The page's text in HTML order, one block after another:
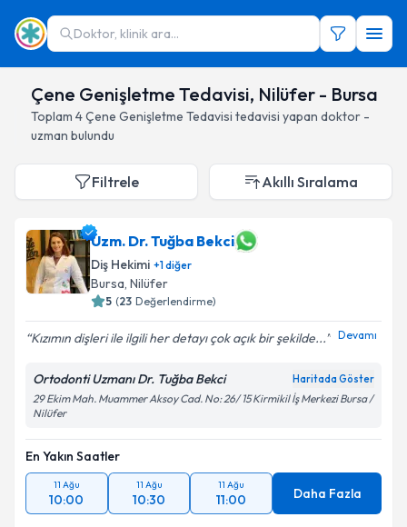
Doktor, klinik ara...
Çene Genişletme Tedavisi, Nilüfer - Bursa
Toplam 4Çene Genişletme Tedavisi tedavisi yapan doktor -
uzman bulundu
Filtrele Akıllı Sıralama
Uzm. Dr. Tuğba Bekci
Diş Hekimi +1diğer
Bursa, Nilüfer
5 (23 Değerlendirme)
Kızımın dişleri ile ilgili her detayı çok açık bir şekilde... Devamı
Ortodonti Uzmanı Dr. Tuğba Bekci Haritada Göster
29 Ekim Mah. Muammer Aksoy Cad. No: 26/ 15 Kirmikil İş Merkezi Bursa /
Nilüfer
En Yakın Saatler
11 Ağu
10:00
11 Ağu
10:30
11 Ağu
11:00 Daha Fazla